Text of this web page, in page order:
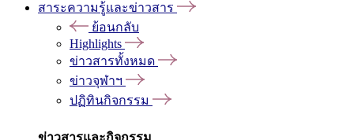
สาระความรู้และข่าวสาร
ย้อนกลับ
Highlights
ข่าวสารทั้งหมด
ข่าวจุฬาฯ
ปฏิทินกิจกรรม
ข่าวสารและกิจกรรม